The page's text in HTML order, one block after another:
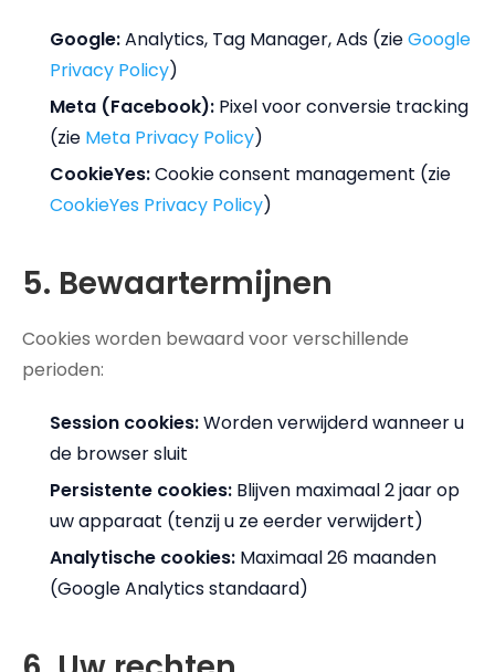
Google:Analytics, Tag Manager, Ads (zieGoogle
Privacy Policy)
Meta (Facebook): Pixel voor conversie tracking
(zie Meta Privacy Policy)
CookieYes:Cookie consent management (zie
CookieYes Privacy Policy)
5. Bewaartermijnen
Cookies worden bewaard voor verschillende
perioden:
Session cookies:Worden verwijderd wanneer u
de browser sluit
Persistente cookies: Blijven maximaal 2 jaar op
uw apparaat (tenzij u ze eerder verwijdert)
Analytische cookies: Maximaal 26 maanden
(Google Analytics standaard)